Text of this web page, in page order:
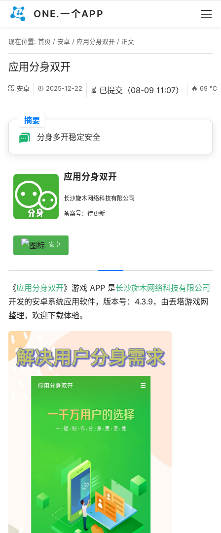
ONE.一个APP
现在位置: 首页 / 安卓 / 应用分身双开 / 正文
应用分身双开
安卓 2025-12-22 ⏳ 已提交（08-09 11:07） 69 ℃
摘要
分身多开稳定安全
应用分身双开
长沙旋木网络科技有限公司
备案号：待更新
安卓
《应用分身双开》游戏 APP 是长沙旋木网络科技有限公司
开发的安卓系统应用软件，版本号：4.3.9，由丢塔游戏网
整理，欢迎下载体验。